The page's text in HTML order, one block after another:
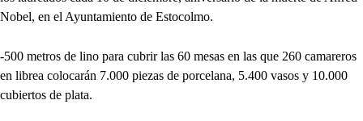
Nobel, en el Ayuntamiento de Estocolmo.
-500 metros de lino para cubrir las 60 mesas en las que 260 camareros
en librea colocarán 7.000 piezas de porcelana, 5.400 vasos y 10.000
cubiertos de plata.